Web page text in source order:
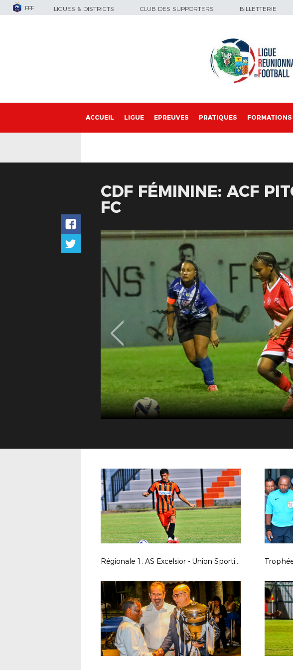
FFF LIGUES & DISTRICTS CLUB DES SUPPORTERS BILLETTERIE
ACCUEIL LIGUE EPREUVES PRATIQUES FORMATIONS
CDF FÉMININE: ACF
FC
Régionale 1: AS Excelsior - Union Sporting Bénédictine